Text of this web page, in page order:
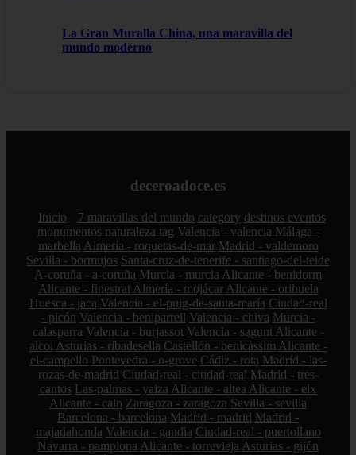
La Gran Muralla China, una maravilla del
mundo moderno
deceroadoce.es
Inicio 7 maravillas del mundo category destinos eventos
monumentos naturaleza tag Valencia - valencia Málaga -
marbella Almería - roquetas-de-mar Madrid - valdemoro
Sevilla - bormujos Santa-cruz-de-tenerife - santiago-del-teide
A-coruña - a-coruña Murcia - murcia Alicante - benidorm
Alicante - finestrat Almería - mojácar Alicante - orihuela
Huesca - jaca Valencia - el-puig-de-santa-maría Ciudad-real
- picón Valencia - beniparrell Valencia - chiva Murcia -
calasparra Valencia - burjassot Valencia - sagunt Alicante -
alcoi Asturias - ribadesella Castellón - benicàssim Alicante -
el-campello Pontevedra - o-grove Cádiz - rota Madrid - las-
rozas-de-madrid Ciudad-real - ciudad-real Madrid - tres-
cantos Las-palmas - yaiza Alicante - altea Alicante - elx
Alicante - calp Zaragoza - zaragoza Sevilla - sevilla
Barcelona - barcelona Madrid - madrid Madrid -
majadahonda Valencia - gandia Ciudad-real - puertollano
Navarra - pamplona Alicante - torrevieja Asturias - gijón